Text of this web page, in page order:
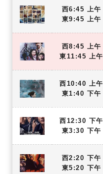
西6:45 上午
東9:45 上午
西8:45 上午
東11:45 上午
西10:40 上午
東1:40 下午
西12:30 下午
東3:30 下午
西2:20 下午
東5:20 下午